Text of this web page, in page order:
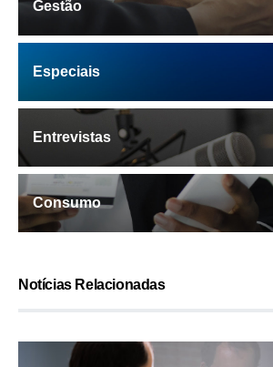
Gestão
Especiais
Entrevistas
Consumo
Notícias Relacionadas